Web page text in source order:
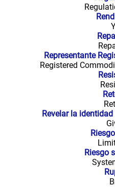
Representante
Registered
Revelar la
Riesgo